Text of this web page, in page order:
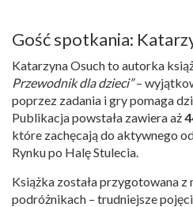
Gość spotkania:
Katarzyna Osuch to autorka
Przewodnik dla dzieci”–
poprzez zadania i gry pomaga
Publikacja powstała zawiera aż
które zachęcają do aktywnego
Rynku po Halę Stulecia.
Książka została przygotowana z
podróżnikach – trudniejsze